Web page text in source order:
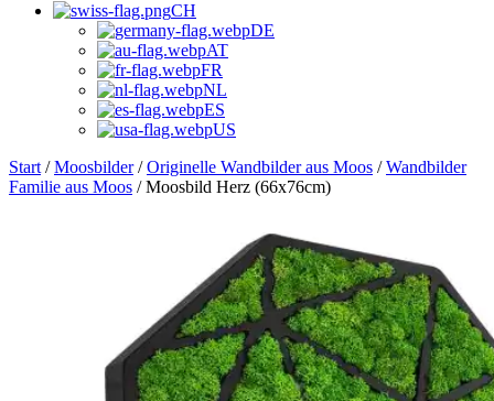
CH
DE
AT
FR
NL
ES
US
Start /Moosbilder/Originelle Wandbilder aus Moos /Wandbilder
Familie aus Moos / Moosbild Herz (66x76cm)